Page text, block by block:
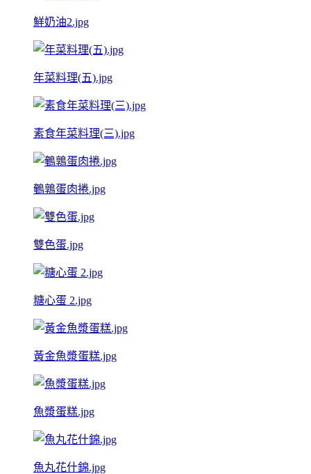
鮮奶油2.jpg
年菜料理(五).jpg
素食年菜料理(三).jpg
鵪鶉蛋肉捲.jpg
雙色蛋.jpg
糖心蛋 2.jpg
黃金魚漿蛋糕.jpg
魚漿蛋糕.jpg
魚丸花什錦.jpg